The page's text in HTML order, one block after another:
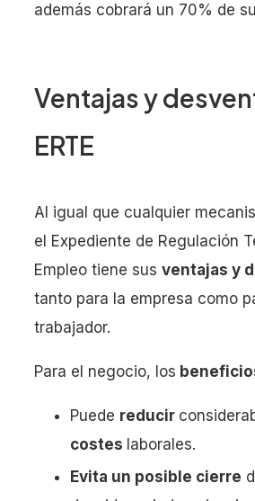
además cobrará un 70% de
Ventajas y
ERTE
Al igual que cualquier
el Expediente de Regulación
Empleo tiene sus ventajas y
tanto para la empresa como
trabajador.
Para el negocio, los
Puede reducir
costes laborales.
Evita un posible cierre